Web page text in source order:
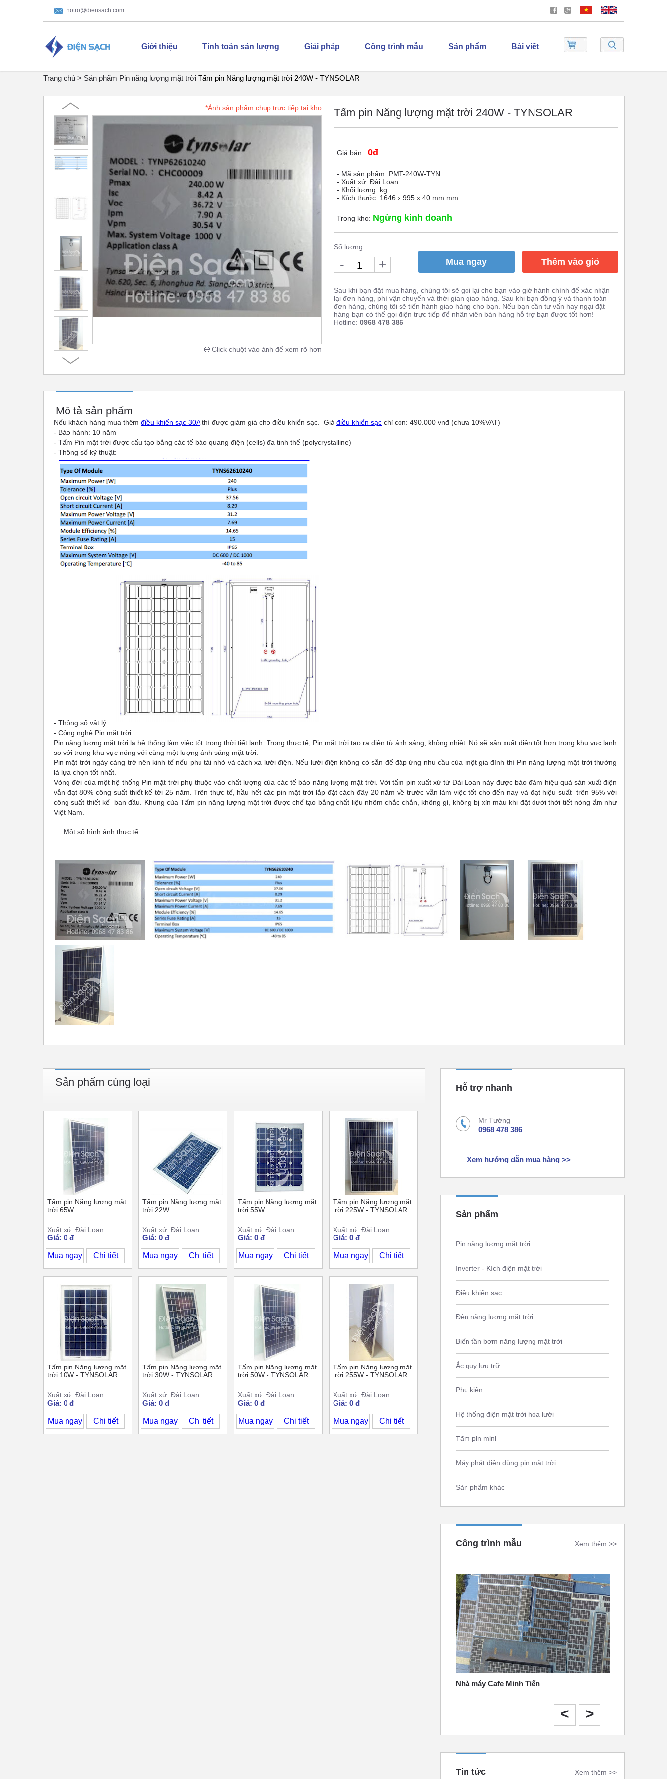
hotro@diensach.com
Giới thiệu Tính toán sản lượng Giải pháp Công trình mẫu Sản phẩm Bài viết
Trang chủ > Sản phẩm Pin năng lượng mặt trời Tấm pin Năng lượng mặt trời 240W - TYNSOLAR
*Ảnh sản phẩm chụp trực tiếp tại kho
Click chuột vào ảnh để xem rõ hơn
Tấm pin Năng lượng mặt trời 240W - TYNSOLAR
Giá bán: 0đ
- Mã sản phẩm: PMT-240W-TYN
- Xuất xứ: Đài Loan
- Khối lượng: kg
- Kích thước: 1646 x 995 x 40 mm mm
Trong kho: Ngừng kinh doanh
Số lượng
- + Mua ngay Thêm vào giỏ
Sau khi bạn đặt mua hàng, chúng tôi sẽ gọi lại cho bạn vào giờ hành chính để xác nhận
lại đơn hàng, phí vận chuyển và thời gian giao hàng. Sau khi bạn đồng ý và thanh toán
đơn hàng, chúng tôi sẽ tiến hành giao hàng cho bạn. Nếu bạn cần tư vấn hay ngại đặt
hàng bạn có thể gọi điện trực tiếp để nhân viên bán hàng hỗ trợ bạn được tốt hơn!
Hotline: 0968 478 386
Mô tả sản phẩm
Nếu khách hàng mua thêm điều khiển sạc 30Athì được giảm giá cho điều khiển sạc. Giá điều khiển sạc chỉ còn: 490.000 vnđ (chưa 10%VAT)
- Bảo hành: 10 năm
- Tấm Pin mặt trời được cấu tạo bằng các tế bào quang điện (cells) đa tinh thể (polycrystalline)
- Thông số kỹ thuật:
- Thông số vật lý:
- Công nghệ Pin mặt trời
Pin năng lượng mặt trời là hệ thống làm việc tốt trong thời tiết lạnh. Trong thực tế, Pin mặt trời tạo ra điện từ ánh sáng, không nhiệt. Nó sẽ sản xuất điện tốt hơn trong khu vực lạnh
so với trong khu vực nóng với cùng một lượng ánh sáng mặt trời.
Pin mặt trờingày càng trở nên kinh tế nếu phụ tải nhỏ và cách xa lưới điện. Nếu lưới điện không có sẵn để đáp ứng nhu cầu của một gia đình thì Pin năng lượng mặt trờithường
là lựa chọn tốt nhất.
Vòng đời của một hệ thống Pin mặt trờiphụ thuộc vào chất lượng của các tế bào năng lượng mặt trời. Với tấm pin xuất xứ từ Đài Loan này được bảo đảm hiệu quả sản xuất điện
vẫn đạt 80% công suất thiết kế tới 25 năm . Trên thực tế, hầu hết các pin mặt trời lắp đặt cách đây 20 năm về trước vẫn làm việc tốt cho đến nay và đạt hiệu suất trên 95% với
công suất thiết kế ban đầu. Khung của Tấm pin năng lượng mặt trời được chế tạo bằng chất liệu nhôm chắc chắn, không gỉ, không bị xỉn màu khi đặt dưới thời tiết nóng ẩm như
Việt Nam.
Một số hình ảnh thực tế:
Sản phẩm cùng loại
Tấm pin Năng lượng mặt
trời 65W
Xuất xứ: Đài Loan
Giá: 0 đ
Mua ngay Chi tiết
Tấm pin Năng lượng mặt
trời 22W
Xuất xứ: Đài Loan
Giá: 0 đ
Mua ngay Chi tiết
Tấm pin Năng lượng mặt
trời 55W
Xuất xứ: Đài Loan
Giá: 0 đ
Mua ngay Chi tiết
Tấm pin Năng lượng mặt
trời 225W - TYNSOLAR
Xuất xứ: Đài Loan
Giá: 0 đ
Mua ngay Chi tiết
Tấm pin Năng lượng mặt
trời 10W - TYNSOLAR
Xuất xứ: Đài Loan
Giá: 0 đ
Mua ngay Chi tiết
Tấm pin Năng lượng mặt
trời 30W - TYNSOLAR
Xuất xứ: Đài Loan
Giá: 0 đ
Mua ngay Chi tiết
Tấm pin Năng lượng mặt
trời 50W - TYNSOLAR
Xuất xứ: Đài Loan
Giá: 0 đ
Mua ngay Chi tiết
Tấm pin Năng lượng mặt
trời 255W - TYNSOLAR
Xuất xứ: Đài Loan
Giá: 0 đ
Mua ngay Chi tiết
Hỗ trợ nhanh
Mr Tường
0968 478 386
Xem hướng dẫn mua hàng >>
Sản phẩm
Pin năng lượng mặt trời
Inverter - Kích điện mặt trời
Điều khiển sạc
Đèn năng lượng mặt trời
Biến tần bơm năng lượng mặt trời
Ắc quy lưu trữ
Phụ kiện
Hệ thống điện mặt trời hòa lưới
Tấm pin mini
Máy phát điện dùng pin mặt trời
Sản phẩm khác
Công trình mẫu Xem thêm >>
Nhà máy Cafe Minh Tiến
< >
Tin tức Xem thêm >>